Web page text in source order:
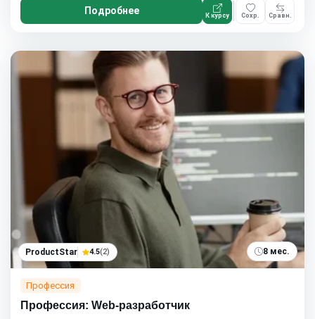
Подробнее К курсу Сохр. Сравн.
ProductStar 4.5(2) 8 мес.
Профессия
Профессия: Web-разработчик